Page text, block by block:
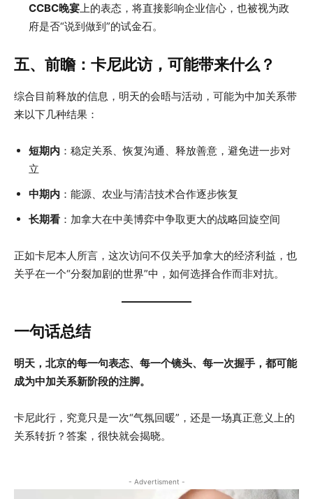
CCBC晚宴 上的表态，将直接影响企业信心，也被视为政
府是否“说到做到”的试金石。
五、前瞻：卡尼此访，可能带来什么？
综合目前释放的信息，明天的会晤与活动，可能为中加关系带
来以下几种结果：
短期内 ：稳定关系、恢复沟通、释放善意，避免进一步对
立
中期内 ：能源、农业与清洁技术合作逐步恢复
长期看 ：加拿大在中美博弈中争取更大的战略回旋空间
正如卡尼本人所言，这次访问不仅关乎加拿大的经济利益，也
关乎在一个“分裂加剧的世界”中，如何选择合作而非对抗。
一句话总结
明天，北京的每一句表态、每一个镜头、每一次握手，都可能
成为中加关系新阶段的注脚。
卡尼此行，究竟只是一次“气氛回暖”，还是一场真正意义上的
关系转折？答案，很快就会揭晓。
- Advertisment -